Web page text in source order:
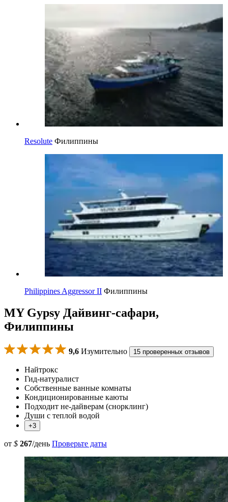
Resolute Филиппины
Philippines Aggressor II Филиппины
MY Gypsy Дайвинг-сафари,
Филиппины
9,6 Изумительно 15 проверенных отзывов
Найтрокс
Гид-натуралист
Собственные ванные комнаты
Кондиционированные каюты
Подходит не-дайверам (снорклинг)
Души с теплой водой
+3
от $ 267/день Проверьте даты